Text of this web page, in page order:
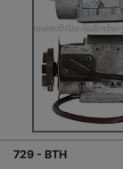
729 - BTH